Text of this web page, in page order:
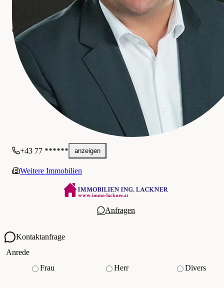
IMMOBILIEN ING. LACKNER GmbH
Gewerblich
+43 77 ****** anzeigen
Weitere Immobilien
Anfragen
Kontaktanfrage
Ihre Kontaktdaten
Anrede
Frau
Herr
Divers